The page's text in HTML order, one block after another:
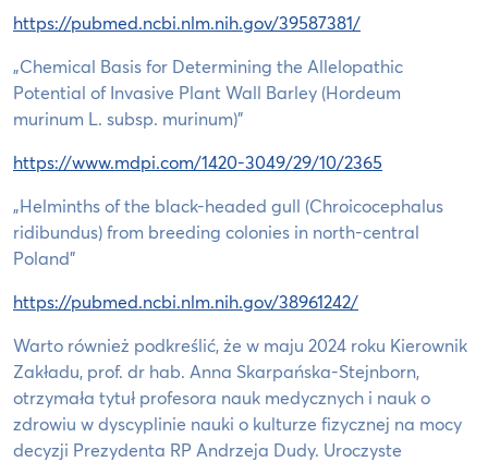
https://pubmed.ncbi.nlm.nih.gov/39587381/
„Chemical Basis for Determining the Allelopathic
Potential of Invasive Plant Wall Barley (Hordeum
murinum L. subsp. murinum)”
https://www.mdpi.com/1420-3049/29/10/2365
„Helminths of the black-headed gull (Chroicocephalus
ridibundus) from breeding colonies in north-central
Poland”
https://pubmed.ncbi.nlm.nih.gov/38961242/
Warto również podkreślić, że w maju 2024 roku Kierownik
Zakładu, prof. dr hab. Anna Skarpańska-Stejnborn,
otrzymała tytuł profesora nauk medycznych i nauk o
zdrowiu w dyscyplinie nauki o kulturze fizycznej na mocy
decyzji Prezydenta RP Andrzeja Dudy. Uroczyste